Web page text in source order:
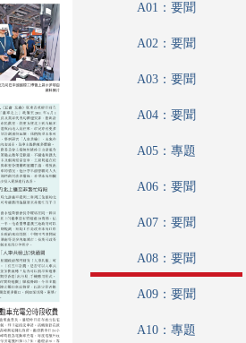
A01：要聞
A02：要聞
A03：要聞
A04：要聞
A05：專題
A06：要聞
A07：要聞
A08：要聞
A09：要聞
A10：專題